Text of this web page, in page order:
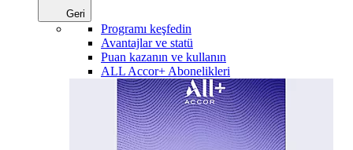
Geri
Programı keşfedin
Avantajlar ve statü
Puan kazanın ve kullanın
ALL Accor+ Abonelikleri